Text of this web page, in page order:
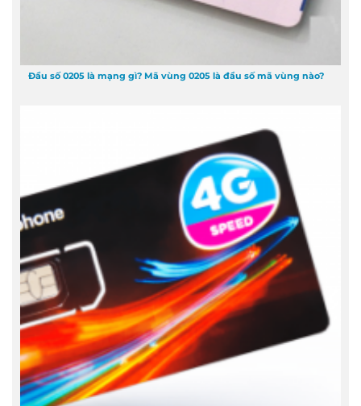
Đầu số 0205 là mạng gì? Mã vùng 0205 là đầu số mã vùng nào?